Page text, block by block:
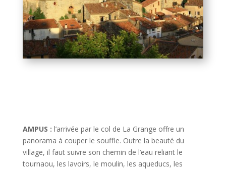
AMPUS : l’arrivée par le col de La Grange offre un
panorama à couper le souffle. Outre la beauté du
village, il faut suivre son chemin de l’eau reliant le
tournaou, les lavoirs, le moulin, les aqueducs, les